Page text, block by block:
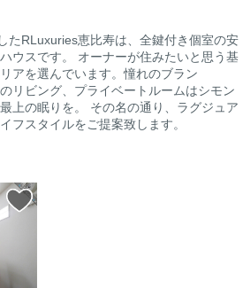
たRLuxuries恵比寿は、全鍵付き個室の安
ウスです。 オーナーが住みたいと思う基
アを選んでいます。憧れのブラン
リビング、プライベートルームはシモン
上の眠りを。 その名の通り、ラグジュア
フスタイルをご提案致します。